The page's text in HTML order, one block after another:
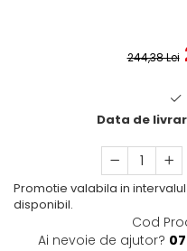
244,38 Lei
Data de
Promotie valabila in
disponibil.
Cod
Ai nevoie de ajutor?